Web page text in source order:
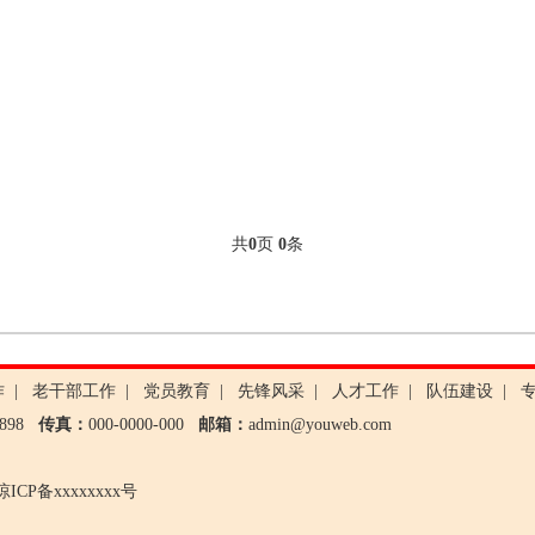
共0页 0条
老干部工作 党员教育 先锋风采 人才工作 队伍建设
传真： 000-0000-000 邮箱： admin@youweb.com
ICP备xxxxxxxx号